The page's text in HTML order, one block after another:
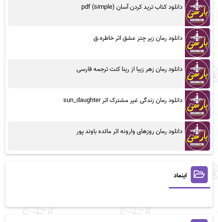
دانلود کتاب ترید کردن آسان (simple) pdf
دانلود رمان زیر چتر عشق اثر خاطره.ق
دانلود رمان زهر زیبا از رینا کنت ترجمه فارسی
دانلود رمان زندگی غیر مشترک اثر sun_daughter
دانلود رمان روزهای وارونه اثر مائده باوند پور
اینماد